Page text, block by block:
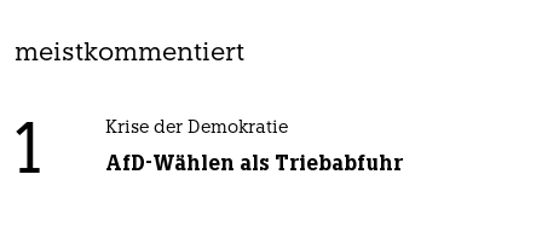
meistkommentiert
1 Krise der Demokratie
AfD-Wählen als Triebabfuhr